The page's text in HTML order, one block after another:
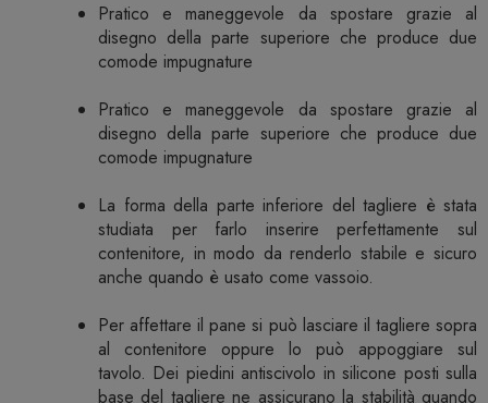
Pratico e maneggevole da spostare grazie al
disegno della parte superiore che produce due
comode impugnature
Pratico e maneggevole da spostare grazie al
disegno della parte superiore che produce due
comode impugnature
La forma della parte inferiore del tagliere è stata
studiata per farlo inserire perfettamente sul
contenitore, in modo da renderlo stabile e sicuro
anche quando è usato come vassoio.
Per affettare il pane si può lasciare il tagliere sopra
al contenitore oppure lo può appoggiare sul
tavolo. Dei piedini antiscivolo in silicone posti sulla
base del tagliere ne assicurano la stabilità quando